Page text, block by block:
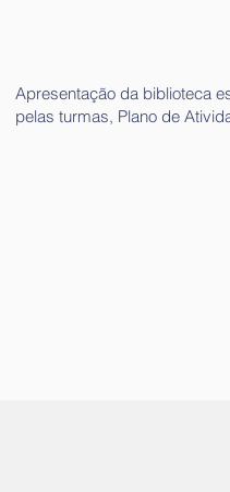
Apresentação da biblioteca
pelas turmas, Plano de